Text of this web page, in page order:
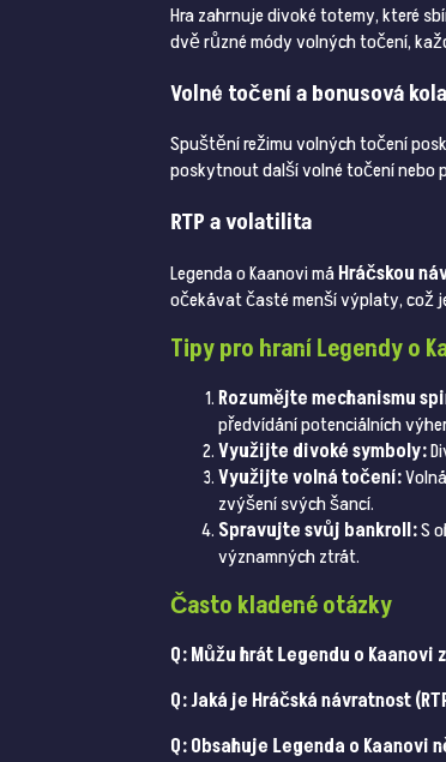
Hra zahrnuje divoké totemy, které
dvě různé módy volných točení,
Volné točení a bonusová kola
Spuštění režimu volných točení
poskytnout další volné točení nebo
RTP a volatilita
Legenda o Kaanovi máHráčskou
očekávat časté menší výplaty, což
Tipy pro hraní Legendy o
Rozumějte mechanismu
předvídání potenciálních
Využijte divoké symboly:
Využijte volná točení:
zvýšení svých šancí.
Spravujte svůj bankroll:S
významných ztrát.
Často kladené otázky
Q: Můžu hrát Legendu o Kaanovi
Q: Jaká je Hráčská návratnost
Q: Obsahuje Legenda o Kaanovi